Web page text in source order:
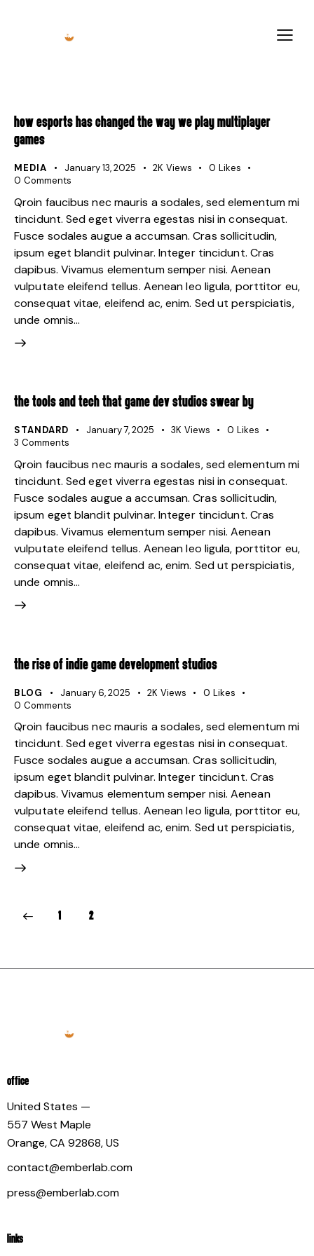
HOW ESPORTS HAS CHANGED THE WAY WE PLAY MULTIPLAYER
GAMES
MEDIA January 13, 2025 2K Views 0 Likes
0 Comments
Qroin faucibus nec mauris a sodales, sed elementum mi
tincidunt. Sed eget viverra egestas nisi in consequat.
Fusce sodales augue a accumsan. Cras sollicitudin,
ipsum eget blandit pulvinar. Integer tincidunt. Cras
dapibus. Vivamus elementum semper nisi. Aenean
vulputate eleifend tellus. Aenean leo ligula, porttitor eu,
consequat vitae, eleifend ac, enim. Sed ut perspiciatis,
unde omnis…
THE TOOLS AND TECH THAT GAME DEV STUDIOS SWEAR BY
STANDARD January 7, 2025 3K Views 0 Likes
3 Comments
Qroin faucibus nec mauris a sodales, sed elementum mi
tincidunt. Sed eget viverra egestas nisi in consequat.
Fusce sodales augue a accumsan. Cras sollicitudin,
ipsum eget blandit pulvinar. Integer tincidunt. Cras
dapibus. Vivamus elementum semper nisi. Aenean
vulputate eleifend tellus. Aenean leo ligula, porttitor eu,
consequat vitae, eleifend ac, enim. Sed ut perspiciatis,
unde omnis…
THE RISE OF INDIE GAME DEVELOPMENT STUDIOS
BLOG January 6, 2025 2K Views 0 Likes
0 Comments
Qroin faucibus nec mauris a sodales, sed elementum mi
tincidunt. Sed eget viverra egestas nisi in consequat.
Fusce sodales augue a accumsan. Cras sollicitudin,
ipsum eget blandit pulvinar. Integer tincidunt. Cras
dapibus. Vivamus elementum semper nisi. Aenean
vulputate eleifend tellus. Aenean leo ligula, porttitor eu,
consequat vitae, eleifend ac, enim. Sed ut perspiciatis,
unde omnis…
1 2
OFFICE
United States —
557 West Maple
Orange, CA 92868, US
contact@emberlab.com
press@emberlab.com
LINKS